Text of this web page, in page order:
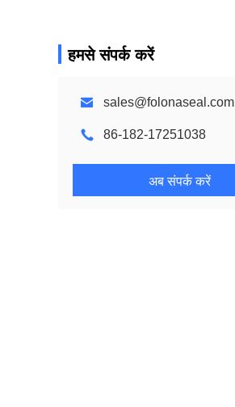
हमसे संपर्क करें
sales@folonaseal.com
86-182-17251038
अब संपर्क करें